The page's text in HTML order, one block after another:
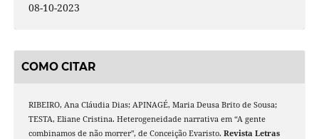
08-10-2023
COMO CITAR
RIBEIRO, Ana Cláudia Dias; APINAGÉ, Maria Deusa Brito de Sousa;
TESTA, Eliane Cristina. Heterogeneidade narrativa em “A gente
combinamos de não morrer", de Conceição Evaristo. Revista Letras